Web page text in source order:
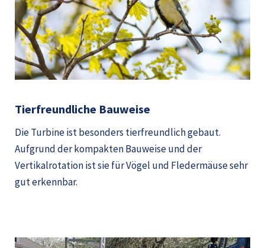
Tierfreundliche Bauweise
Die Turbine ist besonders tierfreundlich gebaut.
Aufgrund der kompakten Bauweise und der
Vertikalrotation ist sie für Vögel und Fledermäuse sehr
gut erkennbar.